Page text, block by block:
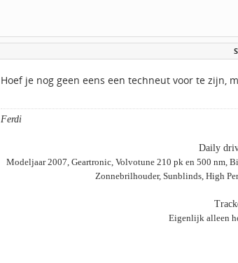
Hoef je nog geen eens een techneut voor te zijn,
Ferdi
Daily
Modeljaar 2007, Geartronic, Volvotune 210 pk en 500 nm,
Zonnebrilhouder, Sunblinds, High
Eigenlijk alleen